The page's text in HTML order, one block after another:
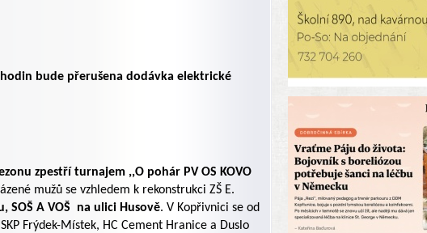
hodin bude přerušena dodávka elektrické
zpestří turnajem ,,O pohár PV OS KOVO
mužů se vzhledem k rekonstrukci ZŠ E.
SOŠ A VOŠ na ulici Husově. V Kopřivnici se od
Frýdek-Místek, HC Cement Hranice a Duslo